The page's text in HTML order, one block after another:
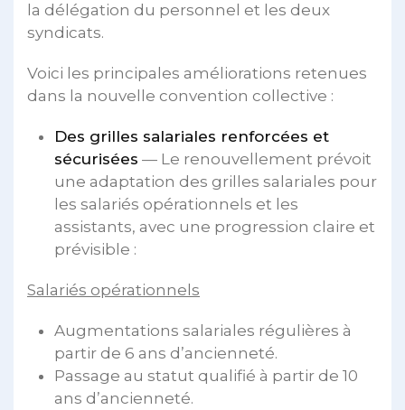
la délégation du personnel et les deux
syndicats.
Voici les principales améliorations retenues
dans la nouvelle convention collective :
Des grilles salariales renforcées et
sécurisées — Le renouvellement prévoit
une adaptation des grilles salariales pour
les salariés opérationnels et les
assistants, avec une progression claire et
prévisible :
Salariés opérationnels
Augmentations salariales régulières à
partir de 6 ans d’ancienneté.
Passage au statut qualifié à partir de 10
ans d’ancienneté.